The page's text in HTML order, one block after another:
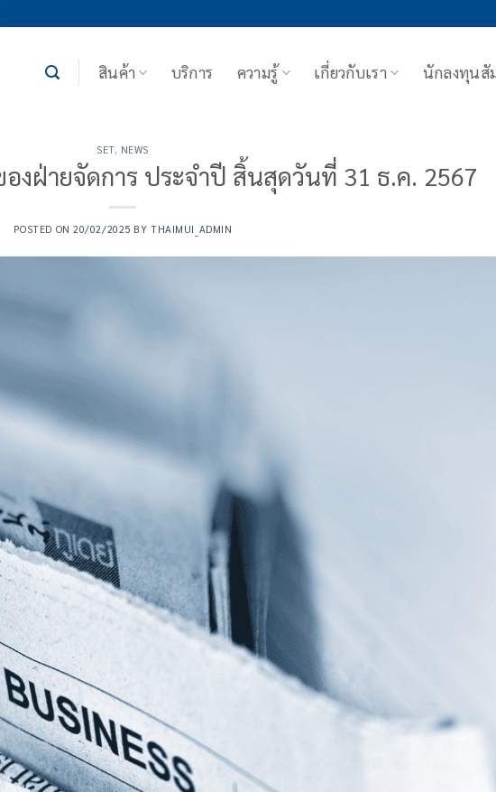
สินค้า บริการ ความรู้ เกี่ยวกับเรา นักลงทุนสั
SET, NEWS
งฝ่ายจัดการ ประจำปี สิ้นสุดวันที่ 31 ธ.ค. 2567
POSTED ON20/02/2025 BYTHAIMUI_ADMIN